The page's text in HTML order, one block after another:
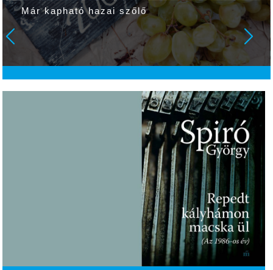
Már kapható hazai szőlő